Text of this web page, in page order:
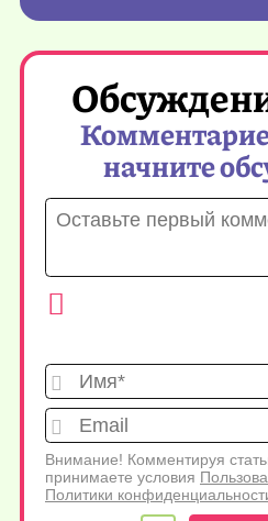
начните
Внимание! Комментируя
принимаете условия
Политики